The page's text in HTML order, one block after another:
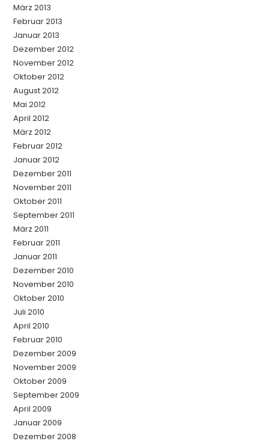
März 2013
Februar 2013
Januar 2013
Dezember 2012
November 2012
Oktober 2012
August 2012
Mai 2012
April 2012
März 2012
Februar 2012
Januar 2012
Dezember 2011
November 2011
Oktober 2011
September 2011
März 2011
Februar 2011
Januar 2011
Dezember 2010
November 2010
Oktober 2010
Juli 2010
April 2010
Februar 2010
Dezember 2009
November 2009
Oktober 2009
September 2009
April 2009
Januar 2009
Dezember 2008